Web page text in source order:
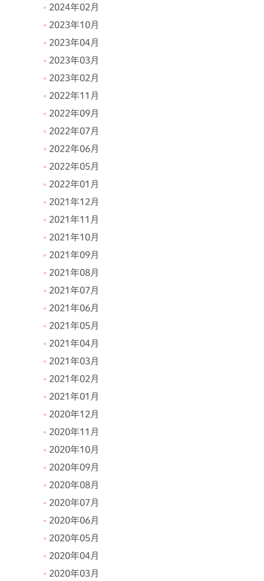
2024年02月
2023年10月
2023年04月
2023年03月
2023年02月
2022年11月
2022年09月
2022年07月
2022年06月
2022年05月
2022年01月
2021年12月
2021年11月
2021年10月
2021年09月
2021年08月
2021年07月
2021年06月
2021年05月
2021年04月
2021年03月
2021年02月
2021年01月
2020年12月
2020年11月
2020年10月
2020年09月
2020年08月
2020年07月
2020年06月
2020年05月
2020年04月
2020年03月